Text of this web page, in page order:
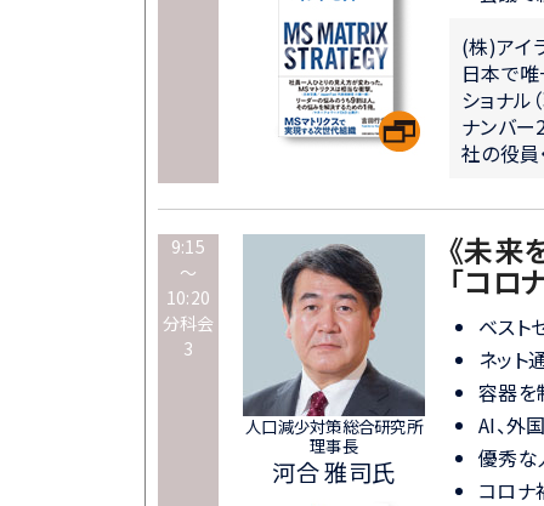
(株)アイ
日本で
ショナル
ナンバー
社の役員
9:15
～
10:20
分科会
3
人口減少対策総合研究所
理事長
河合 雅司氏
《未来
「コ
ベスト
ネット
容器を
AI、外
優秀な
コロナ